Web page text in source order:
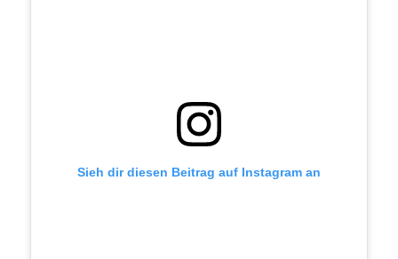
Sieh dir diesen Beitrag auf Instagram an